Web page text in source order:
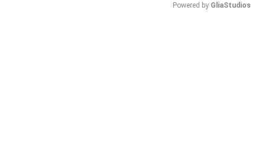
Powered by GliaStudios